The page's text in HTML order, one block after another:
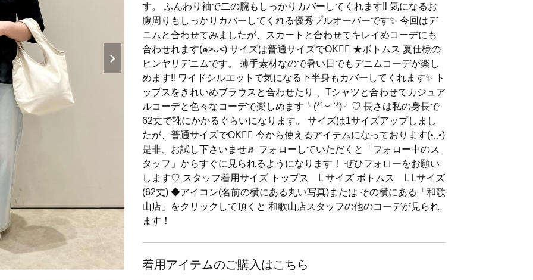
す。 ふんわり袖で二の腕もしっかりカバーしてくれます‼️ 気になるお
腹周りもしっかりカバーしてくれる優秀プルオーバーです✨ 今回はデ
ニムと合わせてみましたが、スカートと合わせてキレイめコーデにも
合わせれます(๑˃̵ᴗ˂̵) サイズは普通サイズでOK🙆‍♀️ ★ボトムス 夏仕様の
ヒンヤリデニムです。 薄手素材なので暑い日でもデニムコーデが楽し
めます‼️ ワイドシルエットで気になる下半身もカバーしてくれます✨ ト
ップスをきれいめブラウスと合わせたり 、Tシャツと合わせてカジュア
ルコーデと色々なコーデで楽しめます╰(*´︶`*)╯♡ 長さは私の身長で
62丈で靴にかかるぐらいになります。 サイズは1サイズアップしまし
たが、普通サイズでOK🙆‍♀️ 今から使えるアイテムになっております(•‿•)
是非、お試し下さいませ♬ フォローしていただくと「フォロー中のス
タッフ」からすぐに見られるようになります！ ぜひフォローをお願い
します♡ スタッフ着用サイズ トップス L サイズ ボトムス L Lサイズ
(62丈) ◆アイコン(名前の横にある丸い写真)または その横にある「和歌
山店」をクリックして頂くと 和歌山店スタッフの他のコーデが見られ
ます！
着用アイテムのご購入はこちら